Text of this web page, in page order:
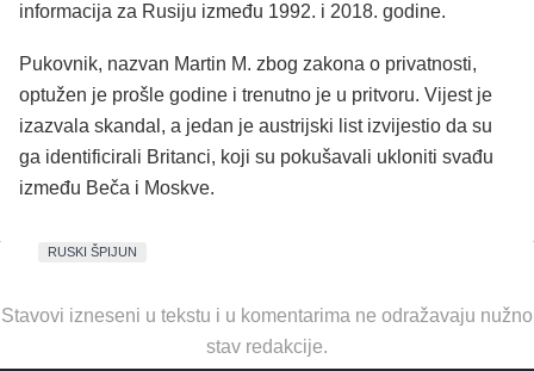
informacija za Rusiju između 1992. i 2018. godine.
Pukovnik, nazvan Martin M. zbog zakona o privatnosti,
optužen je prošle godine i trenutno je u pritvoru. Vijest je
izazvala skandal, a jedan je austrijski list izvijestio da su
ga identificirali Britanci, koji su pokušavali ukloniti svađu
između Beča i Moskve.
RUSKI ŠPIJUN
Stavovi izneseni u tekstu i u komentarima ne odražavaju nužno
stav redakcije.